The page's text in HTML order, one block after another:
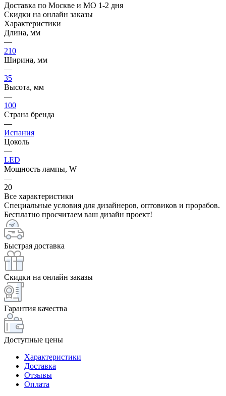
Доставка по Москве и МО 1-2 дня
Скидки на онлайн заказы
Характеристики
Длина, мм
—
210
Ширина, мм
—
35
Высота, мм
—
100
Страна бренда
—
Испания
Цоколь
—
LED
Мощность лампы, W
—
20
Все характеристики
Специальные условия для дизайнеров, оптовиков и прорабов.
Бесплатно просчитаем ваш дизайн проект!
Быстрая доставка
Скидки на онлайн заказы
Гарантия качества
Доступные цены
Характеристики
Доставка
Отзывы
Оплата